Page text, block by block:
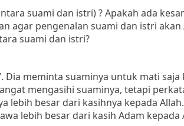
suami dan istri) ? Apakah ada
agar pengenalan suami dan istri akan
suami dan istri?
Dia meminta suaminya untuk mati
mengasihi suaminya, tetapi
lebih besar dari kasihnya kepada
lebih besar dari kasih Adam kepada